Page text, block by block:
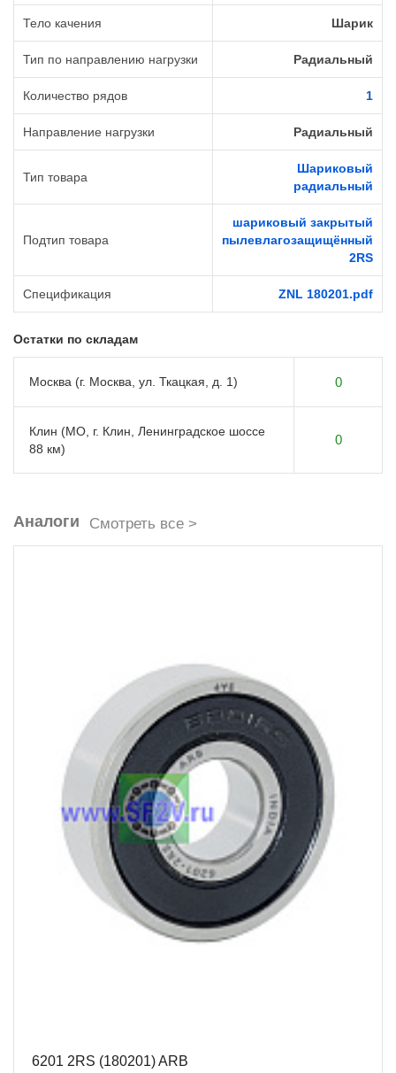
Тело качения Шарик
Тип по направлению нагрузки Радиальный
Количество рядов 1
Направление нагрузки Радиальный
Тип товара
Шариковый
радиальный
Подтип товара
шариковый закрытый
пылевлагозащищённый
2RS
Спецификация ZNL 180201.pdf
Остатки по складам
Москва (г. Москва, ул. Ткацкая, д. 1) 0
Клин (МО, г. Клин, Ленинградское шоссе
88 км)
0
Аналоги Смотреть все >
6201 2RS (180201) ARB